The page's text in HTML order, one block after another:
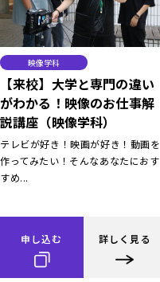
映像学科
【来校】大学と専門の違い
がわかる！映像のお仕事解
説講座（映像学科）
テレビが好き！映画が好き！動画を
作ってみたい！そんなあなたにおす
すめ...
申し込む 詳しく見る